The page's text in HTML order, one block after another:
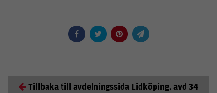
Tillbaka till avdelningssida Lidköping, avd 34